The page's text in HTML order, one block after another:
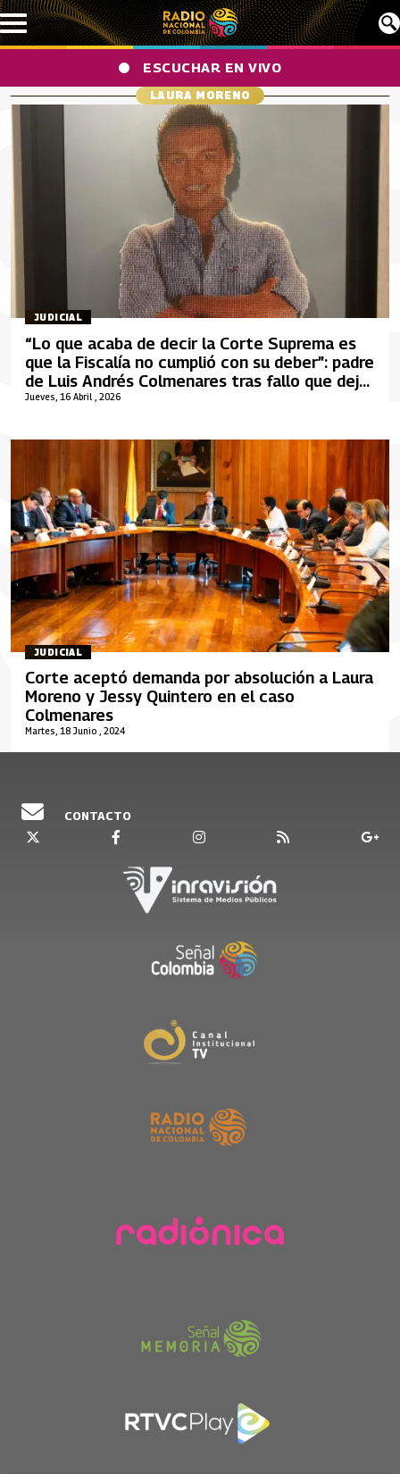
Pasar al contenido principal
ESCUCHAR EN VIVO
LAURA MORENO
JUDICIAL
Jueves, 16 Abril , 2026
“Lo que acaba de decir la Corte Suprema es
que la Fiscalía no cumplió con su deber”: padre
de Luis Andrés Colmenares tras fallo que dejó
en firme la absolución de Laura Moreno
JUDICIAL
Martes, 18 Junio , 2024
Corte aceptó demanda por absolución a Laura
Moreno y Jessy Quintero en el caso
Colmenares
CONTACTO